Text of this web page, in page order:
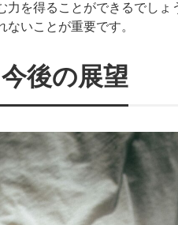
を得ることができるでしょ
いことが重要です。
後の展望